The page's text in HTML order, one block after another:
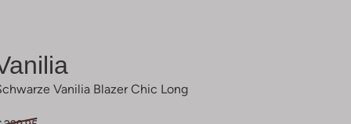
Vanilia Blazer Chic Long